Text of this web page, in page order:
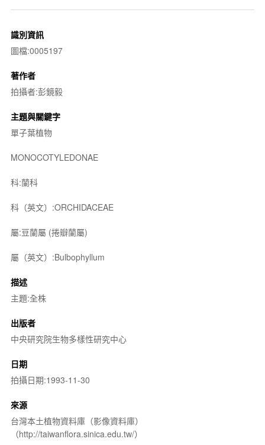
識別資訊
圖檔:0005197
著作者
拍攝者:彭鏡毅
主題與關鍵字
單子葉植物
MONOCOTYLEDONAE
科:蘭科
科（英文）:ORCHIDACEAE
屬:豆蘭屬 (捲瓣蘭屬)
屬（英文）:Bulbophyllum
描述
主題:全株
出版者
中央研究院生物多樣性研究中心
日期
拍攝日期:1993-11-30
來源
台灣本土植物資料庫（影像資料庫）
（http://taiwanflora.sinica.edu.tw/）